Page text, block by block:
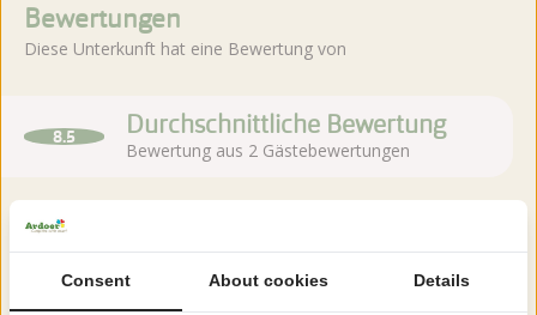
Bewertungen
Diese Unterkunft hat eine Bewertung von
8.5 Durchschnittliche Bewertung
Bewertung aus 2 Gästebewertungen
Über den Campingplatz
Consent About cookies Details